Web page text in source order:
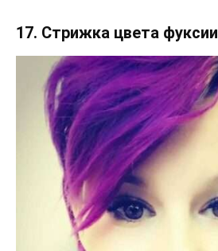
17. Стрижка цвета фуксии